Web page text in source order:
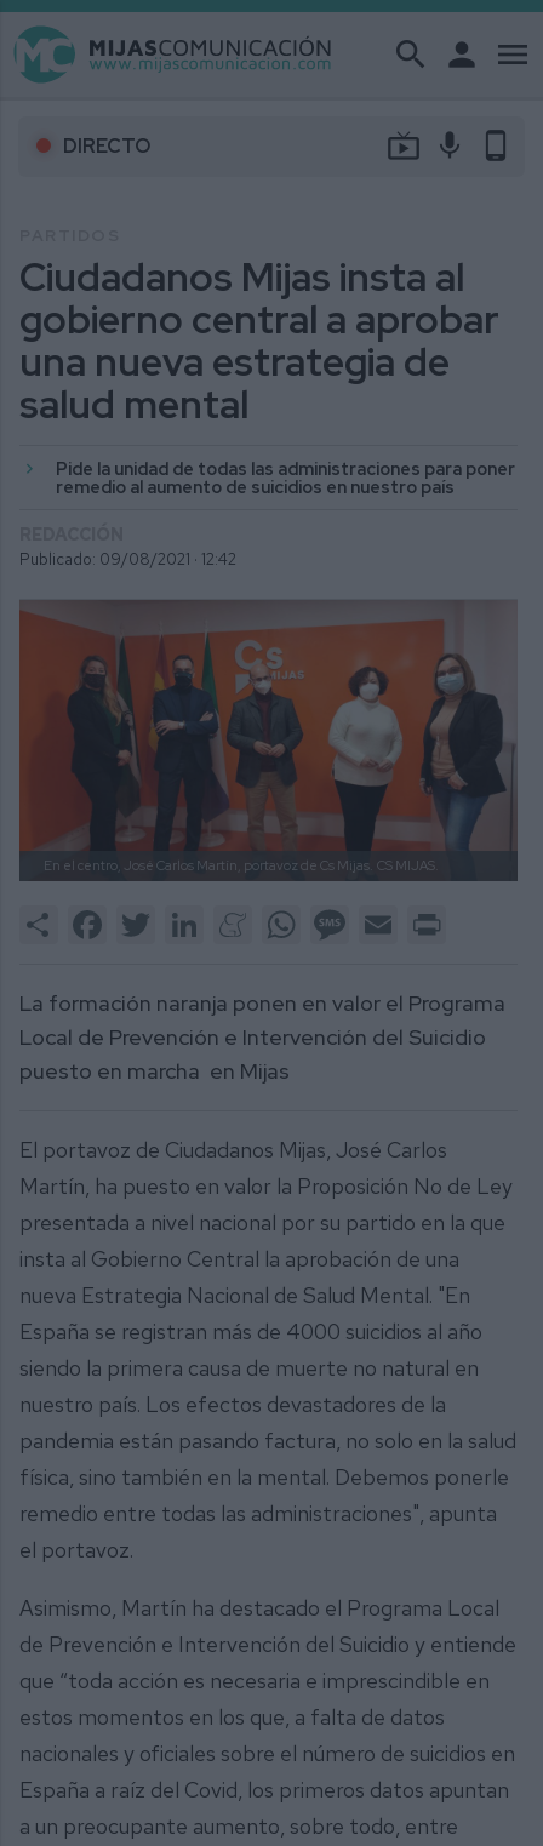
search person menu
DIRECTO live_tv mic phone_android
Ciudadanos Mijas insta al
gobierno central a aprobar
una nueva estrategia de
salud mental
Pide la unidad de todas las administraciones para poner
remedio al aumento de suicidios en nuestro país
Publicado: 09/08/2021 · 12:42
En el centro, José Carlos Martín, portavoz de Cs Mijas. CS MIJAS.
Share FacebookTwitter LinkedInMeneameWhatsAppMessage
Email
La formación naranja ponen en valor el Programa
Local de Prevención e Intervención del Suicidio
puesto en marcha en Mijas
El portavoz de Ciudadanos Mijas, José Carlos
Martín, ha puesto en valor la Proposición No de Ley
presentada a nivel nacional por su partido en la que
insta al Gobierno Central la aprobación de una
nueva Estrategia Nacional de Salud Mental. "En
España se registran más de 4000 suicidios al año
siendo la primera causa de muerte no natural en
nuestro país. Los efectos devastadores de la
pandemia están pasando factura, no solo en la salud
física, sino también en la mental. Debemos ponerle
remedio entre todas las administraciones", apunta
el portavoz.
Asimismo, Martín ha destacado el Programa Local
de Prevención e Intervención del Suicidio y entiende
que “toda acción es necesaria e imprescindible en
estos momentos en los que, a falta de datos
nacionales y oficiales sobre el número de suicidios en
España a raíz del Covid, los primeros datos apuntan
a un preocupante aumento, sobre todo, entre